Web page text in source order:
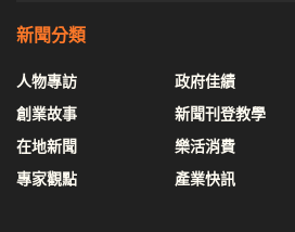
新聞分類
人物專訪
創業故事
在地新聞
專家觀點
政府佳績
新聞刊登教學
樂活消費
產業快訊